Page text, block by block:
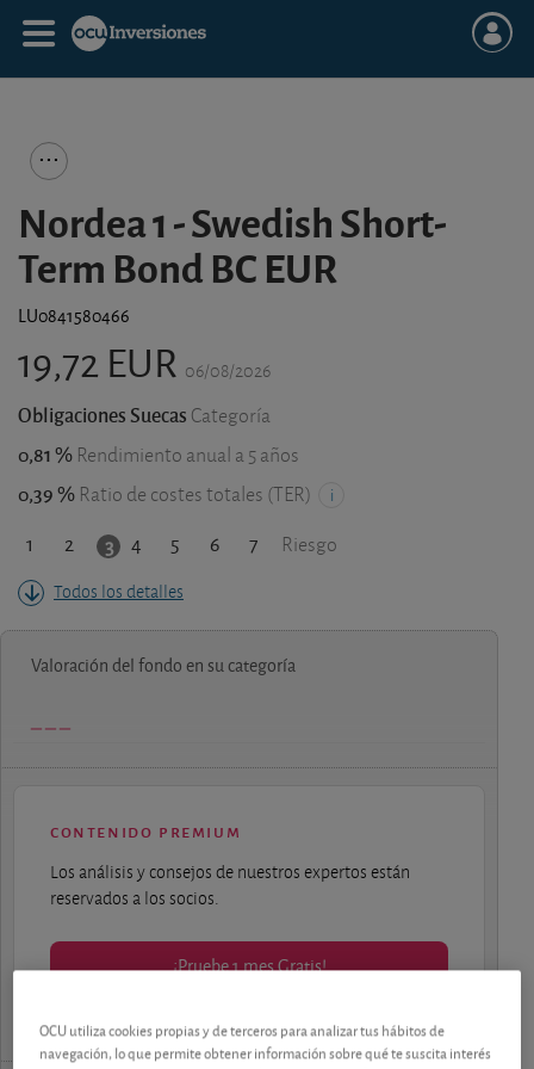
Nordea 1 - Swedish Short-
Term Bond BC EUR
LU0841580466
19,72 EUR 06/08/2026
Obligaciones Suecas Categoría
0,81 % Rendimiento anual a 5 años
0,39 % Ratio de costes totales (TER)
1 2 3 4 5 6 7 Riesgo
Todos los detalles
Valoración del fondo en su categoría
contenido premium
Los análisis y consejos de nuestros expertos están
reservados a los socios.
¡Pruebe 1 mes Gratis!
OCU utiliza cookies propias y de terceros para analizar tus hábitos de
navegación, lo que permite obtener información sobre qué te suscita interés